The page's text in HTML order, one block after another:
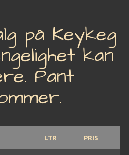
på Keykeg
kan
Pant
LTR PRIS